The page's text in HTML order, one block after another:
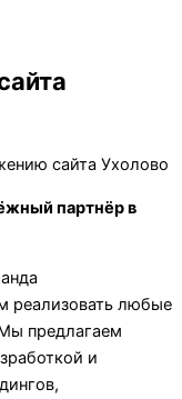
сайта Ухолово
партнёр в
реализовать любые
предлагаем
и